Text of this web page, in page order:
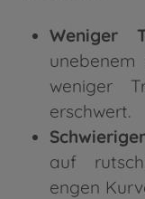
Weniger
unebenem
weniger
erschwert.
auf
engen